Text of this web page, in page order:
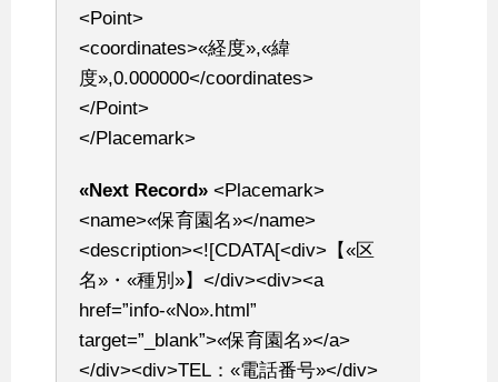
<Point>
<coordinates>«経度»,«緯
度»,0.000000</coordinates>
</Point>
</Placemark>
«Next Record» <Placemark>
<name>«保育園名»</name>
<description><![CDATA[<div>【«区
名»・«種別»】</div><div><a
href=”info-«No».html”
target=”_blank”>«保育園名»</a>
</div><div>TEL：«電話番号»</div>